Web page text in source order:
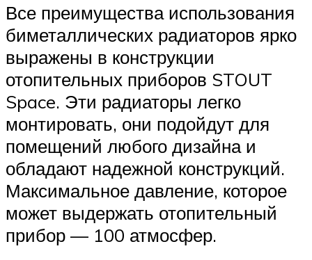
Все преимущества использования
биметаллических радиаторов ярко
выражены в конструкции
отопительных приборов STOUT
Space. Эти радиаторы легко
монтировать, они подойдут для
помещений любого дизайна и
обладают надежной конструкций.
Максимальное давление, которое
может выдержать отопительный
прибор — 100 атмосфер.